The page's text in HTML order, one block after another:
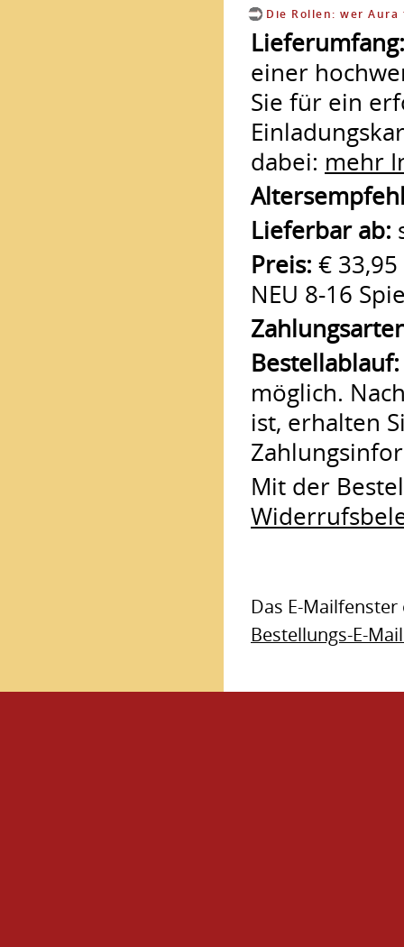
Die Rollen: wer
Lieferumfang:
einer
Sie für ein
dabei: mehr
Lieferbar ab:
Preis: €
NEU 8-16
möglich.
ist, erhalten
Mit der
Das E-
Bestellungs-E-